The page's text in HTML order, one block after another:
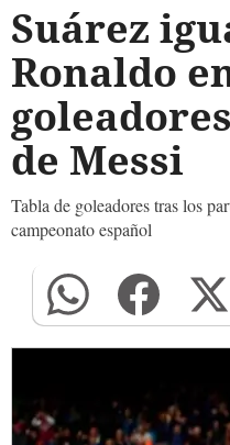
Suárez
Ronaldo
de Messi
Tabla de goleadores tras los
campeonato español